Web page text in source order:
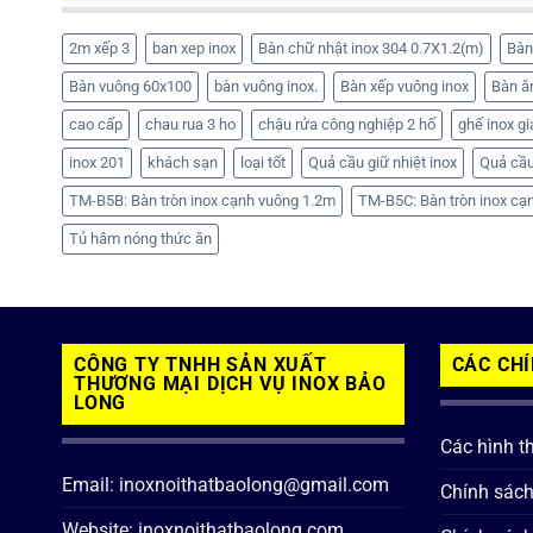
2m xếp 3 ban xep inox Bàn chữ nhật inox 304 0.7X1.2(m)
Bàn vuông 60x100 bàn vuông inox. Bàn xếp vuông inox Bàn
cao cấp chau rua 3 ho chậu rửa công nghiệp 2 hố ghế inox
inox 201 khách sạn loại tốt Quả cầu giữ nhiệt inox Quả
TM-B5B: Bàn tròn inox cạnh vuông 1.2m TM-B5C: Bàn tròn inox
Tủ hâm nóng thức ăn
CÔNG TY TNHH SẢN XUẤT
THƯƠNG MẠI DỊCH VỤ INOX BẢO
LONG
Email: inoxnoithatbaolong@gmail.com
CÁC
Các hình
Chính